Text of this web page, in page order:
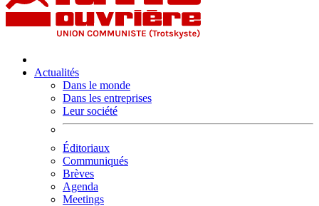
Actualités
Dans le monde
Dans les entreprises
Leur société
Éditoriaux
Communiqués
Brèves
Agenda
Meetings